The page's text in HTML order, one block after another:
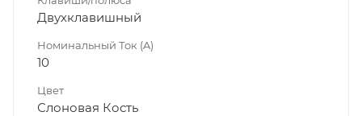
Двухклавишный
Номинальный Ток (A)
10
Цвет
Слоновая Кость